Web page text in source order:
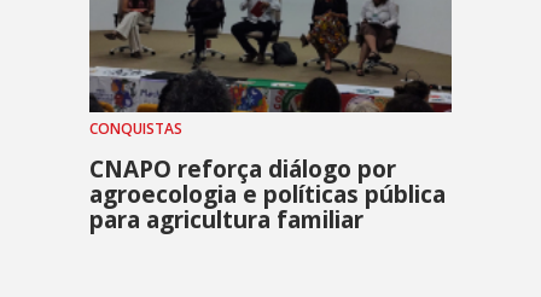
CONQUISTAS
CNAPO reforça diálogo por
agroecologia e políticas pública
para agricultura familiar